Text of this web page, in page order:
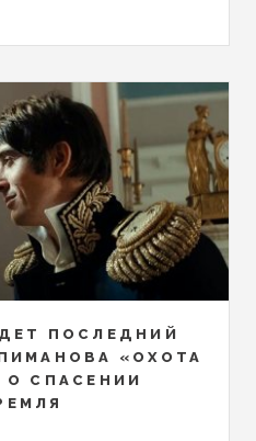
ПОСЛЕДНИЙ
«ОХОТА
О СПАСЕНИИ